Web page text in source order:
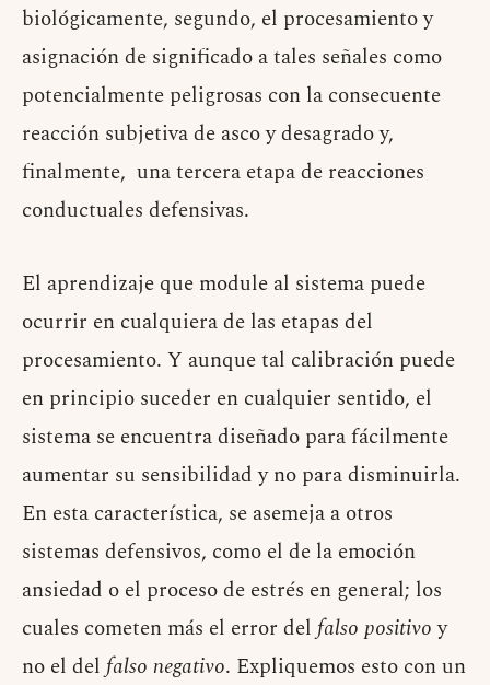
biológicamente, segundo, el procesamiento y
asignación de significado a tales señales como
potencialmente peligrosas con la consecuente
reacción subjetiva de asco y desagrado y,
finalmente, una tercera etapa de reacciones
conductuales defensivas.
El aprendizaje que module al sistema puede
ocurrir en cualquiera de las etapas del
procesamiento. Y aunque tal calibración puede
en principio suceder en cualquier sentido, el
sistema se encuentra diseñado para fácilmente
aumentar su sensibilidad y no para disminuirla.
En esta característica, se asemeja a otros
sistemas defensivos, como el de la emoción
ansiedad o el proceso de estrés en general; los
cuales cometen más el error delfalso positivoy
no el delfalso negativo. Expliquemos esto con un